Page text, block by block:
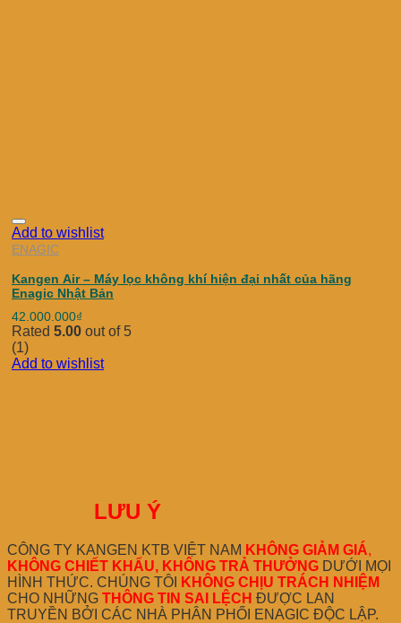
Add to wishlist
ENAGIC
Kangen Air – Máy lọc không khí hiện đại nhất của hãng
Enagic Nhật Bản
42.000.000₫
Rated 5.00 out of 5
(1)
Add to wishlist
LƯU Ý
CÔNG TY KANGEN KTB VIỆT NAM KHÔNG GIẢM GIÁ,
KHÔNG CHIẾT KHẤU, KHÔNG TRẢ THƯỞNG DƯỚI MỌI
HÌNH THỨC. CHÚNG TÔI
KHÔNG CHỊU TRÁCH NHIỆM
CHO NHỮNG THÔNG TIN SAI LỆCH ĐƯỢC LAN
TRUYỀN BỞI CÁC NHÀ PHÂN PHỐI ENAGIC ĐỘC LẬP.